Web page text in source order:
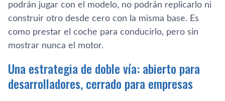
podrán jugar con el modelo, no podrán replicarlo ni
construir otro desde cero con la misma base. Es
como prestar el coche para conducirlo, pero sin
mostrar nunca el motor.
Una estrategia de doble vía: abierto para
desarrolladores, cerrado para empresas